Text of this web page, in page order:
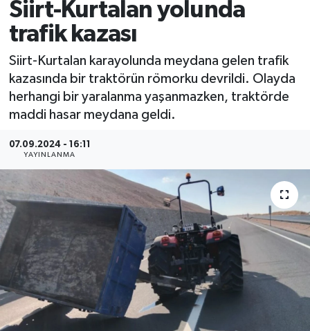
Siirt-Kurtalan yolunda
trafik kazası
Siirt-Kurtalan karayolunda meydana gelen trafik
kazasında bir traktörün römorku devrildi. Olayda
herhangi bir yaralanma yaşanmazken, traktörde
maddi hasar meydana geldi.
07.09.2024 - 16:11
YAYINLANMA
SPOR
KÜLTÜR-SANAT
SAĞLIK-YAŞAM
Süper Lig Puan Durumu ve Fikstür
Tüm Manşetler
Son Dakika Haberleri
Haber Arşivi